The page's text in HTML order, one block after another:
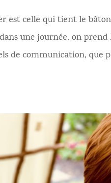
est celle qui tient le
une journée, on
de communication, que